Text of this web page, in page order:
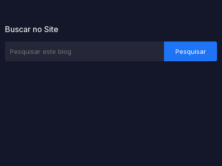
Buscar no Site